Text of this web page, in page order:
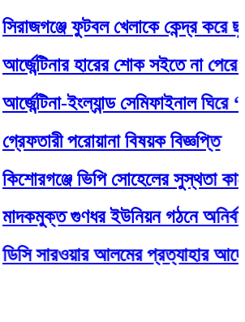
সিরাজগঞ্জে ফুটবল খেলাকে কেন্দ্র করে
আর্জেন্টিনার হারের শোক সইতে না পেরে
আর্জেন্টিনা-ইংল্যান্ড সেমিফাইনাল ঘিরে
গ্রেফতারী পরোয়ানা বিষয়ক বিজ্ঞপ্তি
কিশোরগঞ্জে ভিপি সোহেলের সুস্থতা
মাদকমুক্ত গুণধর ইউনিয়ন গঠনে
ডিসি সারওয়ার আলমের প্রত্যাহার আদেশ